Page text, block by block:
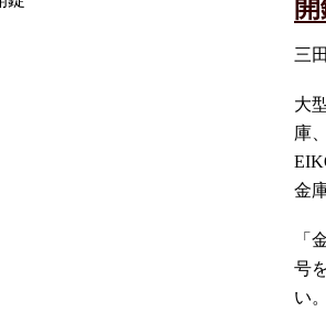
三
大
庫
金
「
号
い